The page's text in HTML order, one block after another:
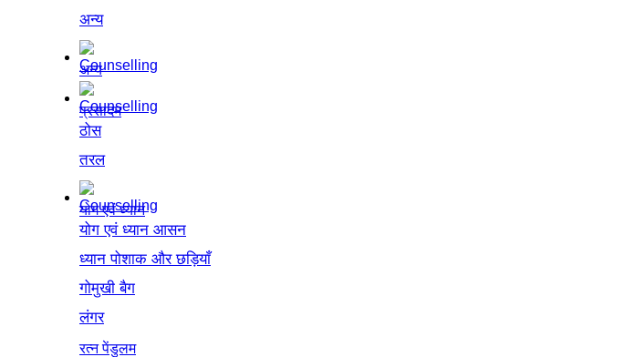
अन्य
अन्य
प्रसादम
ठोस
तरल
योग एवं ध्यान
योग एवं ध्यान आसन
ध्यान पोशाक और छड़ियाँ
गोमुखी बैग
लंगर
रत्न पेंडुलम